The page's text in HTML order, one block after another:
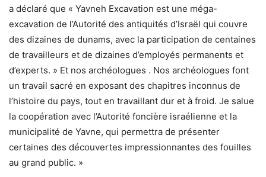
a déclaré que « Yavneh Excavation est une méga-
excavation de l’Autorité des antiquités d’Israël qui couvre
des dizaines de dunams, avec la participation de centaines
de travailleurs et de dizaines d’employés permanents et
d’experts. » Et nos archéologues . Nos archéologues font
un travail sacré en exposant des chapitres inconnus de
l’histoire du pays, tout en travaillant dur et à froid. Je salue
la coopération avec l’Autorité foncière israélienne et la
municipalité de Yavne, qui permettra de présenter
certaines des découvertes impressionnantes des fouilles
au grand public. »